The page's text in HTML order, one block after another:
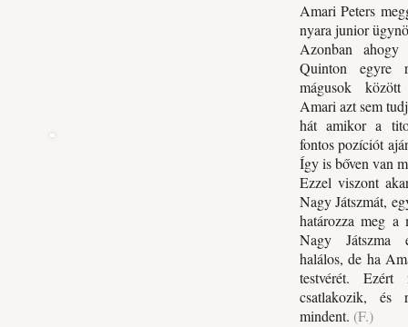
Amari Peters
nyara junior
Azonban
Quinton egyre
mágusok
Amari azt sem
hát amikor a
fontos pozíciót
Így is bőven van
Ezzel viszont
Nagy Játszmát,
határozza meg a
Nagy Játszma
halálos, de ha
testvérét. Ezért
csatlakozik, és
mindent. (F.)